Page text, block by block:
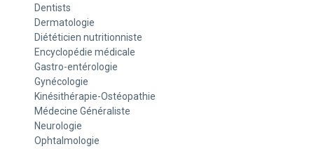
Dentists
Dermatologie
Diététicien nutritionniste
Encyclopédie médicale
Gastro-entérologie
Gynécologie
Kinésithérapie-Ostéopathie
Médecine Généraliste
Neurologie
Ophtalmologie